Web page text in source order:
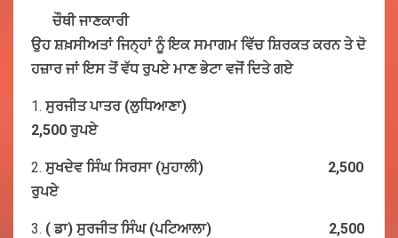
ਚੌਥੀ ਜਾਣਕਾਰੀ
ਉਹਸ਼ਖ਼ਸੀਅਤਾਂਜਿਨ੍ਹਾਂਨੂੰਇਕਸਮਾਗਮਵਿੱਚਸ਼ਿਰਕਤਕਰਨਤੇਦੋ
ਹਜ਼ਾਰਜਾਂਇਸਤੋਂਵੱਧਰੁਪਏਮਾਣਭੇਟਾਵਜੋਂਦਿਤੇਗਏ
1. ਸੁਰਜੀਤਪਾਤਰ (ਲੁਧਿਆਣਾ)
2,500 ਰੁਪਏ
2. ਸੁਖਦੇਵਸਿੰਘਸਿਰਸਾ (ਮੁਹਾਲੀ) 2,500
ਰੁਪਏ
3. ( ਡਾ) ਸੁਰਜੀਤਸਿੰਘ (ਪਟਿਆਲਾ) 2,500